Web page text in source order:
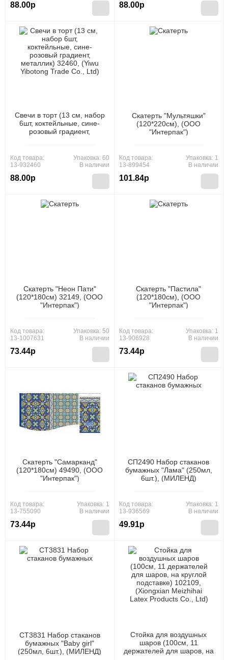
88.00р 88.00р
Свечи в торт (13 см, набор
6шт, коктейльные, сине-
розовый градиент,
Код товара:
13-932460
88.00р
Упаковка: 60
В наличии
Скатерть "Мультяшки"
(120*220см), (ООО
"Интерпак")
Код товара:
13-899454
101.84р
Упаковка: 1
В наличии
Скатерть "Неон Пати"
(120*180см) 32149, (ООО
"Интерпак")
Код товара:
13-1007631
73.44р
Упаковка: 50
В наличии
Скатерть "Пастила"
(120*180см), (ООО
"Интерпак")
Код товара:
13-906928
73.44р
Упаковка: 1
В наличии
Скатерть "Самарканд"
(120*180см) 49490, (ООО
"Интерпак")
Код товара:
13-755090
73.44р
Упаковка: 1
В наличии
СП2490 Набор стаканов
бумажных "Лама" (250мл,
6шт.), (МИЛЕНД)
Код товара:
13-936569
49.91р
Упаковка: 1
В наличии
СТ3831 Набор стаканов
бумажных "Baby girl"
(250мл, 6шт.), (МИЛЕНД)
Стойка для воздушных
шаров (100см, 11
держателей для шаров, на